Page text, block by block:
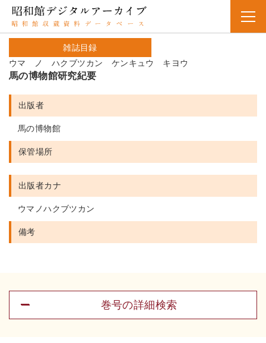
雑誌目録
ウマ ノ ハクブツカン ケンキュウ キヨウ
馬の博物館研究紀要
出版者
馬の博物館
保管場所
出版者カナ
ウマノハクブツカン
備考
巻号の詳細検索